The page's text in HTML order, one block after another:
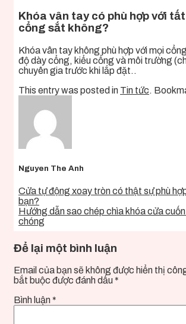
Khóa vân tay có phù hợp với
cổng sắt không?
Khóa vân tay không phù hợp với mọi
độ dày cổng, kiểu cổng và môi trường
chuyên gia trước khi lắp đặt..
This entry was posted in Tin tức.
Nguyen The Anh
Cửa tự động xoay tròn có thật sự phù
bạn?
Hướng dẫn sao chép chìa khóa cửa
chóng
Để lại một bình luận
Email của bạn sẽ không được hiển thị
bắt buộc được đánh dấu *
Bình luận *